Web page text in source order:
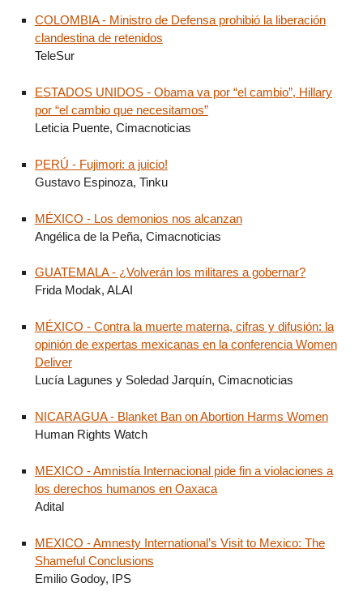
COLOMBIA - Ministro de Defensa prohibió la liberación
clandestina de retenidos
TeleSur
ESTADOS UNIDOS - Obama va por “el cambio”, Hillary
por “el cambio que necesitamos”
Leticia Puente, Cimacnoticias
PERÚ - Fujimori: a juicio!
Gustavo Espinoza, Tinku
MÉXICO - Los demonios nos alcanzan
Angélica de la Peña, Cimacnoticias
GUATEMALA - ¿Volverán los militares a gobernar?
Frida Modak, ALAI
MÉXICO - Contra la muerte materna, cifras y difusión: la
opinión de expertas mexicanas en la conferencia Women
Deliver
Lucía Lagunes y Soledad Jarquín, Cimacnoticias
NICARAGUA - Blanket Ban on Abortion Harms Women
Human Rights Watch
MEXICO - Amnistía Internacional pide fin a violaciones a
los derechos humanos en Oaxaca
Adital
MEXICO - Amnesty International’s Visit to Mexico: The
Shameful Conclusions
Emilio Godoy, IPS